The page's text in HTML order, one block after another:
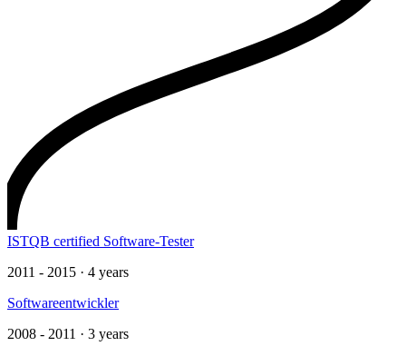
ISTQB certified Software-Tester
2011 - 2015 · 4 years
Softwareentwickler
2008 - 2011 · 3 years